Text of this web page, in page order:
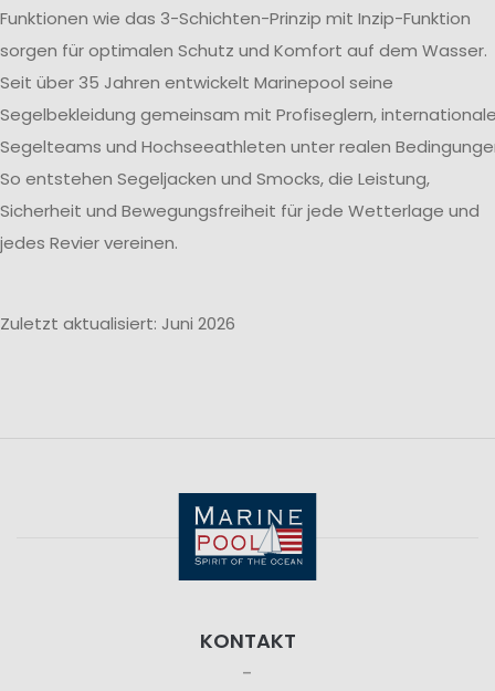
Funktionen wie das 3-Schichten-Prinzip mit Inzip-Funktion
sorgen für optimalen Schutz und Komfort auf dem Wasser.
Seit über 35 Jahren entwickelt Marinepool seine
Segelbekleidung gemeinsam mit Profiseglern,
Segelteams und Hochseeathleten unter realen
So entstehen Segeljacken und Smocks, die Leistung,
Sicherheit und Bewegungsfreiheit für jede Wetterlage und
jedes Revier vereinen.
Zuletzt aktualisiert: Juni 2026
KONTAKT